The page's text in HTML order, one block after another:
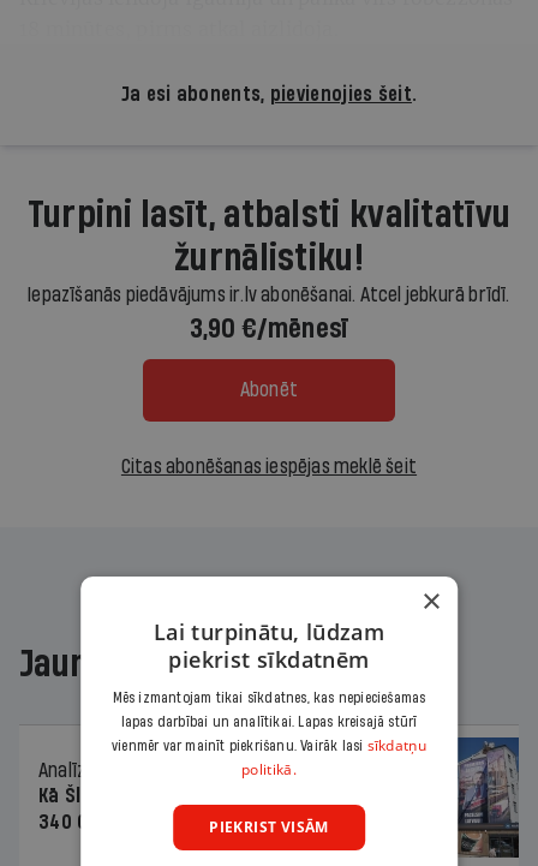
Ja esi abonents, pievienojies šeit.
Turpini lasīt, atbalsti kvalitatīvu
žurnālistiku!
Iepazīšanās piedāvājums ir.lv abonēšanai. Atcel jebkurā brīdī.
3,90 €/mēnesī
Abonēt
Citas abonēšanas iespējas meklē šeit
Jaunākajā žurnālā
Analīze
Kā Šlesera partija palika nesodīta par
340 000 vērtu reklāmas kampaņu
×
Lai turpinātu, lūdzam
piekrist sīkdatnēm
Mēs izmantojam tikai sīkdatnes, kas nepieciešamas
lapas darbībai un analītikai. Lapas kreisajā stūrī
vienmēr var mainīt piekrišanu. Vairāk lasi sīkdatņu
politikā.
PIEKRIST VISĀM